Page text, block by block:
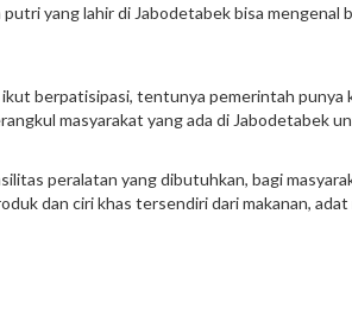
yang lahir di Jabodetabek bisa mengenal
berpatisipasi, tentunya pemerintah punya
masyarakat yang ada di Jabodetabek
peralatan yang dibutuhkan, bagi
dan ciri khas tersendiri dari makanan,